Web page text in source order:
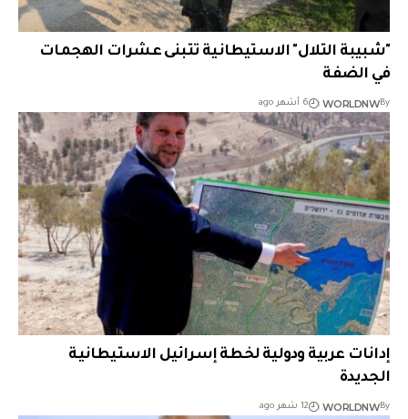
"شبيبة التلال" الاستيطانية تتبنى عشرات الهجمات
في الضفة
By
WORLDNW 6 أشهر ago
إدانات عربية ودولية لخطة إسرائيل الاستيطانية
الجديدة
By
WORLDNW 12 شهر ago